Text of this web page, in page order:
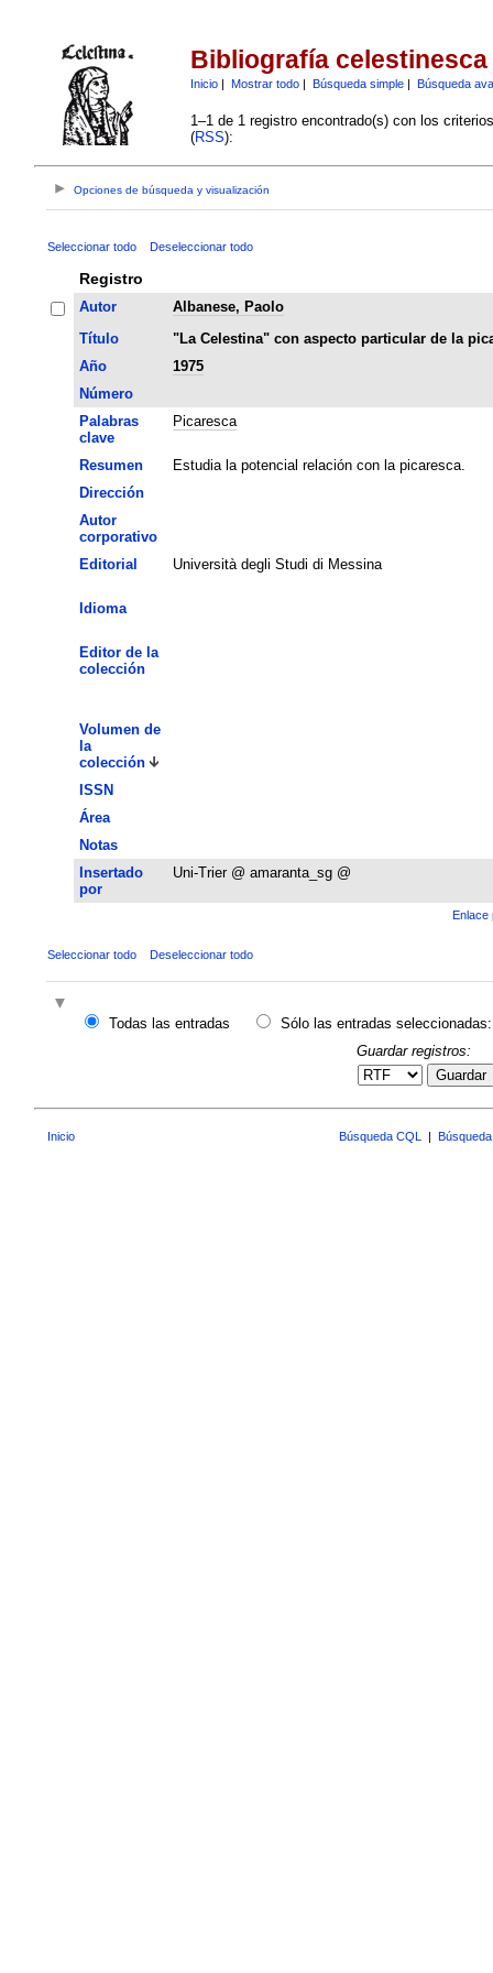
Bibliografía celestinesca
Inicio| Mostrar todo| Búsqueda simple| Búsqueda
1–1 de 1 registro encontrado(s) con los
(RSS):
Opciones de búsqueda y visualización
Seleccionar todo Deseleccionar todo
Registro
Autor
Albanese, Paolo
Título
"La Celestina" con aspecto particular de la
Año
1975
Número
Palabras
clave
Picaresca
Resumen
Estudia la potencial relación con la picaresca.
Dirección
Autor
corporativo
Editorial
Università degli Studi di Messina
Idioma
Editor de la
colección
Volumen de
la
colección
ISSN
Área
Notas
Insertado
por
Uni-Trier @ amaranta_sg @
Enlace
Seleccionar todo Deseleccionar todo
Todas las entradas
Sólo las entradas seleccionadas:
Guardar registros:
Guardar
Inicio Búsqueda CQL